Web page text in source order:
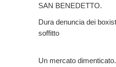
SAN BENEDETTO.
Dura denuncia dei
soffitto
Un mercato